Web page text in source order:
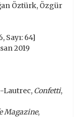
Öztürk, Özgür
Sayı: 64]
2019
Lautrec, Confetti,
Magazine,